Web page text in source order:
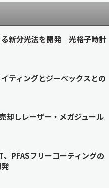
る新分光法を開発 光格子時計
ティングとジーベックスとの
却しレーザー・メガジュール
、PFASフリーコーティングの